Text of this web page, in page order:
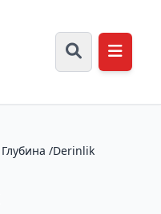
Глубина /Derinlik